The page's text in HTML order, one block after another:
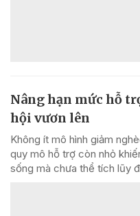
Nâng hạn mức hỗ
hội vươn lên
Không ít mô hình giảm
quy mô hỗ trợ còn nhỏ
sống mà chưa thể tích lũy